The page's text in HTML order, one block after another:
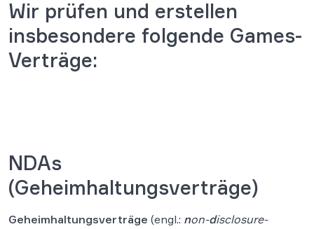
Wir prüfen und erstellen
insbesondere folgende Games-
Verträge:
NDAs
(Geheimhaltungsverträge)
Geheimhaltungsverträge (engl.: non-disclosure-